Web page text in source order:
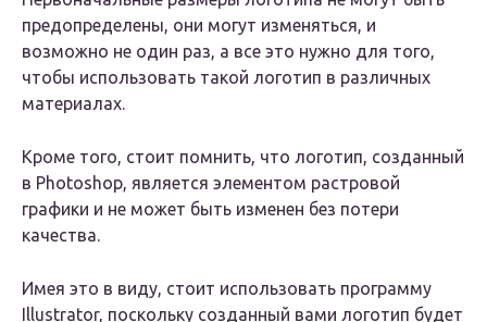
предопределены, они могут изменяться, и
возможно не один раз, а все это нужно для того,
чтобы использовать такой логотип в различных
материалах.
Кроме того, стоит помнить, что логотип, созданный
в Photoshop, является элементом растровой
графики и не может быть изменен без потери
качества.
Имея это в виду, стоит использовать программу
Illustrator, поскольку созданный вами логотип будет